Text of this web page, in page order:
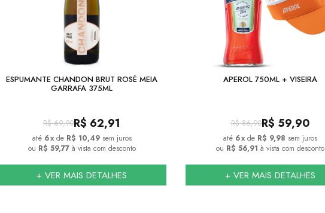
ESPUMANTE CHANDON BRUT ROSÉ MEIA
GARRAFA 375ML
R$ 69,90R$ 62,91
6x de R$ 10,49 sem juros
ou R$ 59,77à vista com desconto
+ VER MAIS DETALHES
APEROL 750ML + VISEIRA
R$ 86,90R$ 59,90
6x de R$ 9,98 sem juros
ou R$ 56,91 à vista com desconto
+ VER MAIS DETALHES